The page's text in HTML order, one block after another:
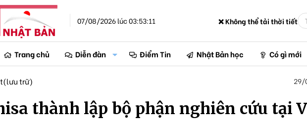
07/08/2026 lúc 03:53:11 ❌ Không thể tải thời tiết
Trang chủ Diễn đàn Điểm Tin Nhật Bản học Có gì mới
trữ) 29/
thành lập bộ phận nghiên cứu tại